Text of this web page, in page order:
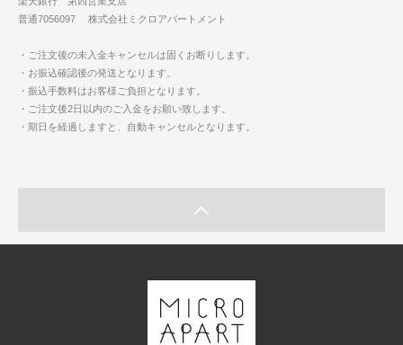
普通7056097 株式会社ミクロアパートメント
・ご注文後の未入金キャンセルは固くお断りします。
・お振込確認後の発送となります。
・振込手数料はお客様ご負担となります。
・ご注文後2日以内のご入金をお願い致します。
・期日を経過しますと、自動キャンセルとなります。